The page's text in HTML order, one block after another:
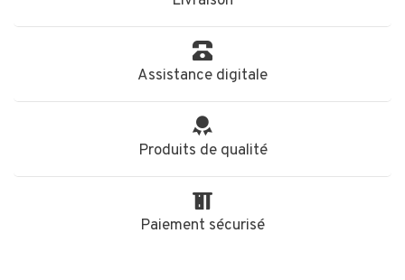
Assistance digitale
Produits de qualité
Paiement sécurisé